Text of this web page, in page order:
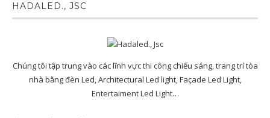
HADALED., JSC
Chúng tôi tập trung vào các lĩnh vực thi công chiếu sáng, trang trí tòa
nhà bằng đèn Led, Architectural Led light, Façade Led Light,
Entertaiment Led Light…